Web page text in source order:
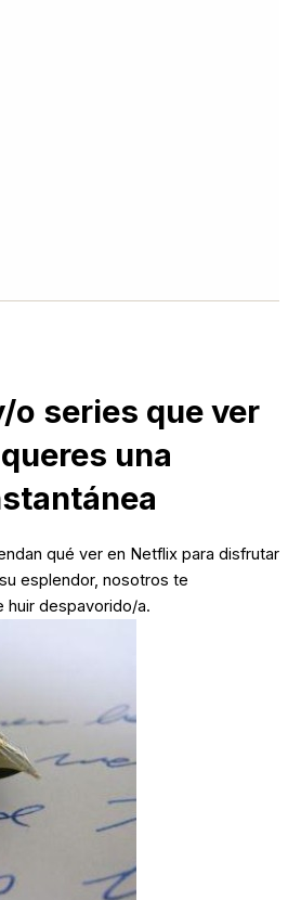
o series que ver
una
qué ver en Netflix para disfrutar
esplendor, nosotros te
huir despavorido/a.